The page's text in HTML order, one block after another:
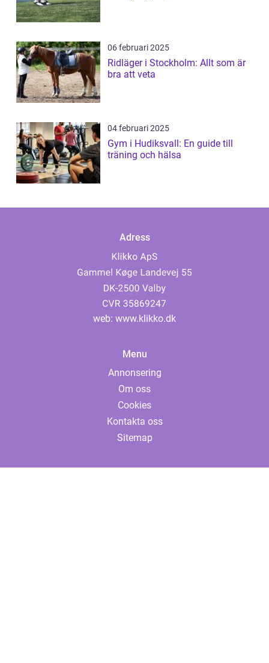
06 februari 2025
Ridläger i Stockholm: Allt som är
bra att veta
04 februari 2025
Gym i Hudiksvall: En guide till
träning och hälsa
Adress
web: www.klikko.dk
Menu
Annonsering
Om oss
Cookies
Kontakta oss
Sitemap